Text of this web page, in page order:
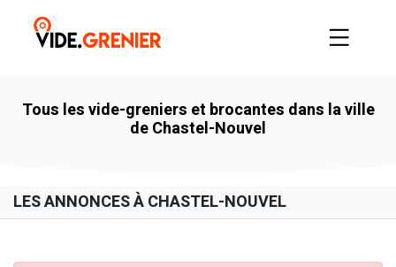
Tous les vide-greniers et brocantes dans la ville
de Chastel-Nouvel
LES ANNONCES À CHASTEL-NOUVEL